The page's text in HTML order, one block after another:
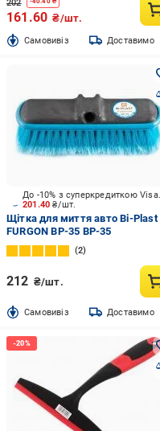
202
161.60 ₴/шт.
Cамовивіз Доставимо
201.40₴/шт.
До -10% з суперкредиткою Visa Вигода
Щітка для миття авто Bi-Plast
FURGON BP-35 BP-35
2
212 ₴/шт.
Cамовивіз Доставимо